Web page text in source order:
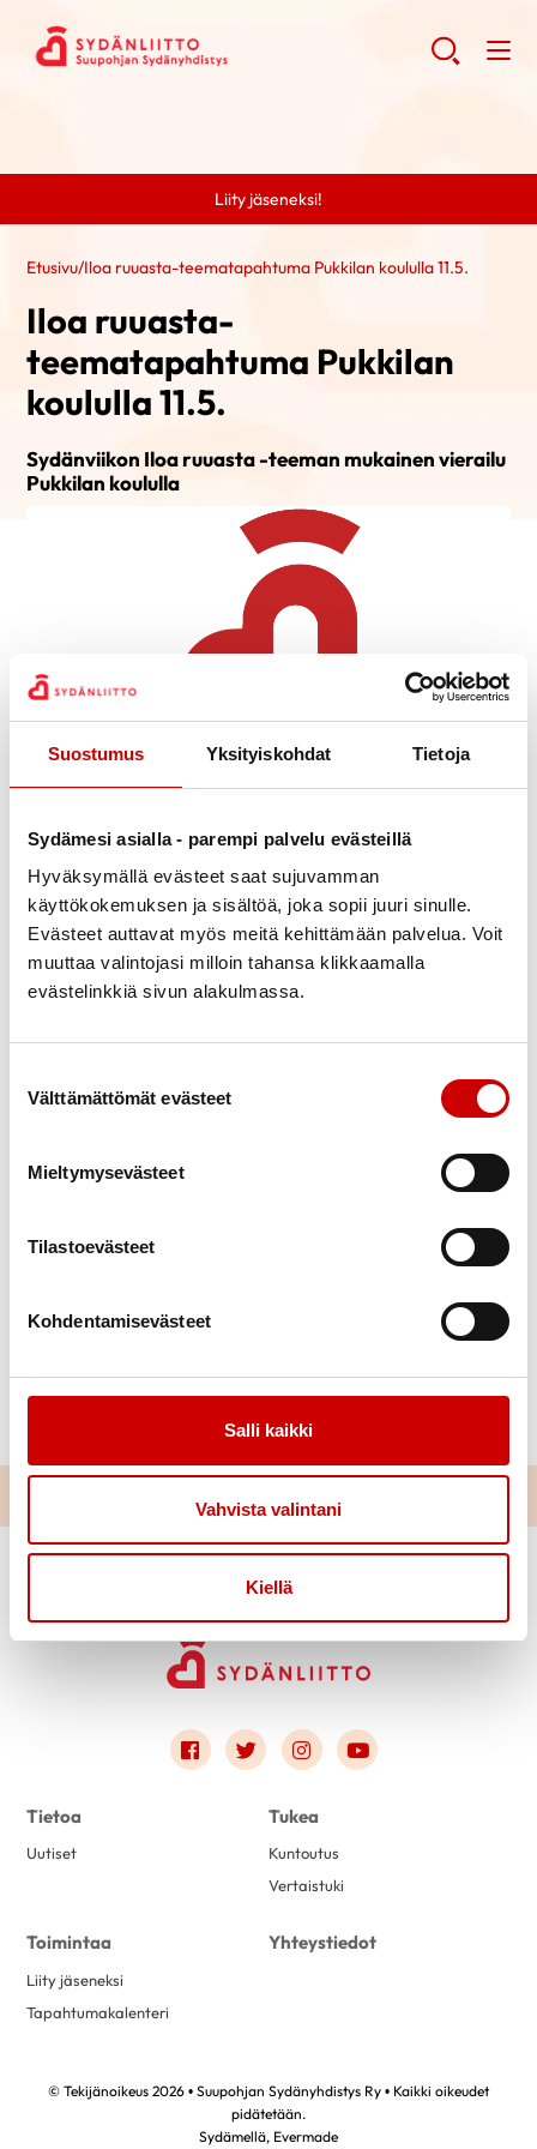
Suostumus Yksityiskohdat Tietoja
Sydämesi asialla - parempi palvelu evästeillä
Hyväksymällä evästeet saat sujuvamman
käyttökokemuksen ja sisältöä, joka sopii juuri sinulle.
Evästeet auttavat myös meitä kehittämään palvelua. Voit
muuttaa valintojasi milloin tahansa klikkaamalla
evästelinkkiä sivun alakulmassa.
Välttämättömät evästeet
Mieltymysevästeet
Tilastoevästeet
Kohdentamisevästeet
Salli kaikki
Vahvista valintani
Kiellä
Liity jäseneksi!
Etusivu/Iloa ruuasta-teematapahtuma Pukkilan koululla 11.5.
Iloa ruuasta-
teematapahtuma Pukkilan
koululla 11.5.
Sydänviikon Iloa ruuasta -teeman mukainen vierailu
Pukkilan koululla
Veimme Sydänliiton Iloa ruuasta-teemapaketin
Kauhajoen Pukkilan koulun 1-2. luokille.
Puheenjohtaja Sirpa Rajamäki kertoi oppilaille
terveellisen ruuan merkityksestä sydänterveydelle ja
sihteeri Margit Sauna-aho korosti liikunnan tärkeyttä
loppupäiväksi.
Link to facebook
Link to twitter
Link to instagram
Link to youtube
Tietoa
Uutiset
Tukea
Kuntoutus
Vertaistuki
Toimintaa
Liity jäseneksi
Tapahtumakalenteri
Yhteystiedot
© Tekijänoikeus 2026 • Suupohjan Sydänyhdistys Ry • Kaikki oikeudet
pidätetään.
Sydämellä, Evermade